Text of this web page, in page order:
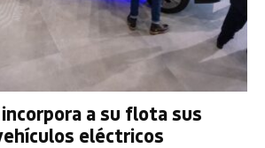
a su flota sus
eléctricos